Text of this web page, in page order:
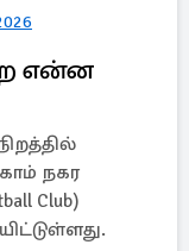
என்ன
நகர
Club)